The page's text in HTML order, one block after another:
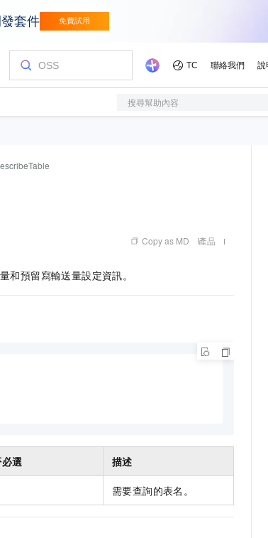
搜尋幫助內容
Copy as MD 產品
和預留寫輸送量設定資訊。
選 描述
需要查詢的表名。